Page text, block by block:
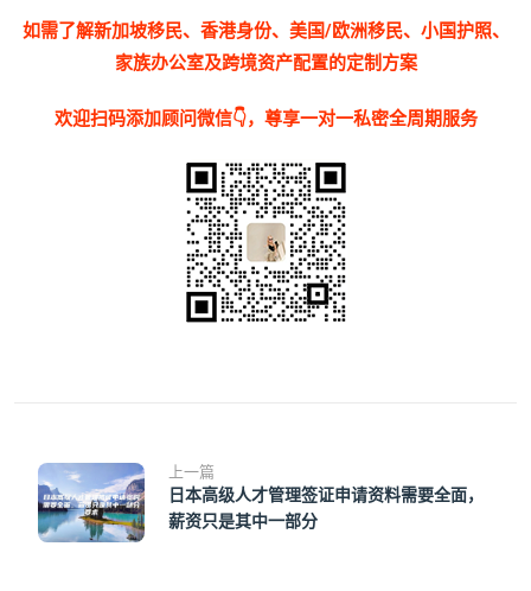
如需了解新加坡移民、香港身份、美国/欧洲移民、小国护照、
家族办公室及跨境资产配置的定制方案
欢迎扫码添加顾问微信👇，尊享一对一私密全周期服务
上一篇
日本高级人才管理签证申请资料需要全面，
薪资只是其中一部分